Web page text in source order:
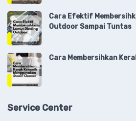
Cara Efektif
Outdoor Sampai Tuntas
Cara Membersihkan
Service Center